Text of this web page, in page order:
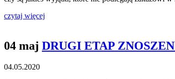
czytaj więcej
04 maj DRUGI ETAP
04.05.2020